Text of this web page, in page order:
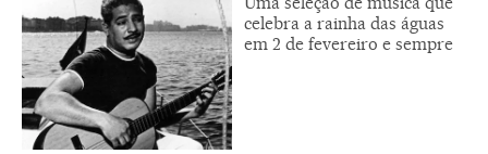
celebra a rainha das águas
em 2 de fevereiro e sempre